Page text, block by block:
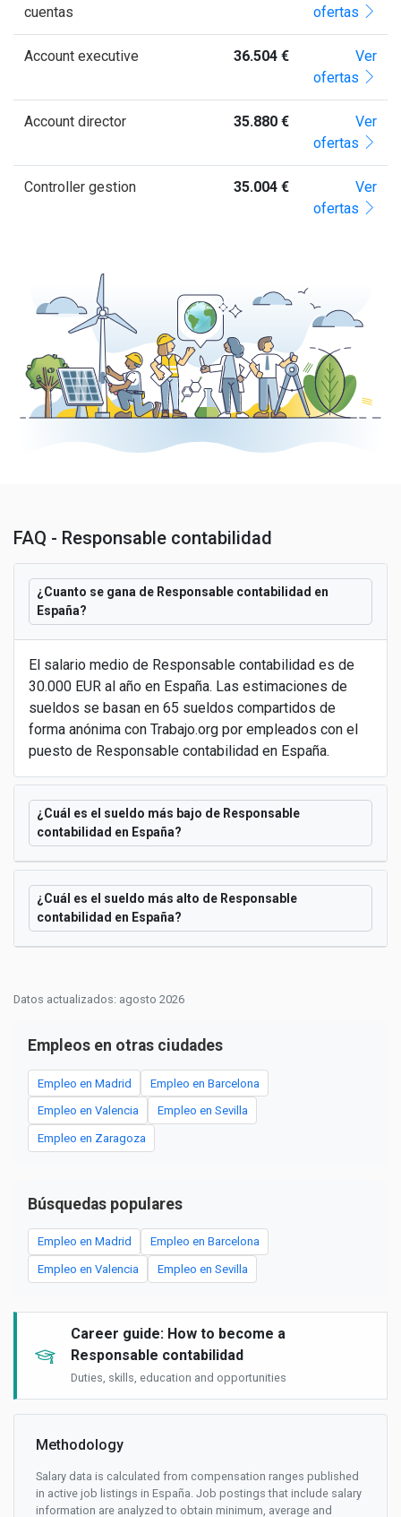
cuentas
ofertas
Account executive 36.504 €
Ver
ofertas
Account director 35.880 €
Ver
ofertas
Controller gestion 35.004 €
Ver
ofertas
FAQ - Responsable contabilidad
¿Cuanto se gana de Responsable contabilidad en
España?
El salario medio de Responsable contabilidad es de
30.000 EUR al año en España. Las estimaciones de
sueldos se basan en 65 sueldos compartidos de
forma anónima con Trabajo.org por empleados con el
puesto de Responsable contabilidad en España.
¿Cuál es el sueldo más bajo de Responsable
contabilidad en España?
¿Cuál es el sueldo más alto de Responsable
contabilidad en España?
Datos actualizados: agosto 2026
Empleos en otras ciudades
Empleo en Madrid Empleo en Barcelona
Empleo en Valencia Empleo en Sevilla
Empleo en Zaragoza
Búsquedas populares
Empleo en Madrid Empleo en Barcelona
Empleo en Valencia Empleo en Sevilla
Career guide: How to become a
Responsable contabilidad
Duties, skills, education and opportunities
Methodology
Salary data is calculated from compensation ranges published
in active job listings in España. Job postings that include salary
information are analyzed to obtain minimum, average and